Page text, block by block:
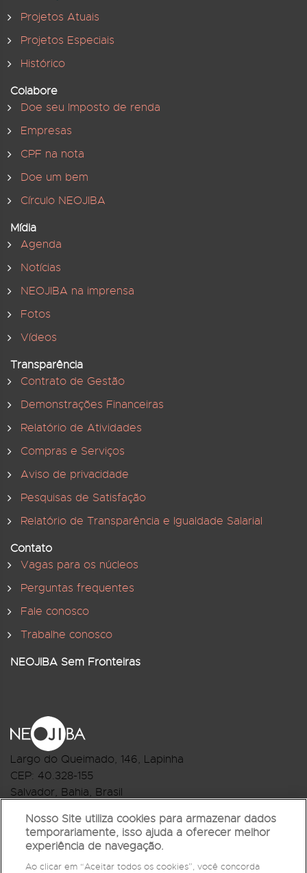
Projetos Atuais
Projetos Especiais
Histórico
Colabore
Doe seu Imposto de renda
Empresas
CPF na nota
Doe um bem
Círculo NEOJIBA
Mídia
Agenda
Notícias
NEOJIBA na imprensa
Fotos
Vídeos
Transparência
Contrato de Gestão
Demonstrações Financeiras
Relatório de Atividades
Compras e Serviços
Aviso de privacidade
Pesquisas de Satisfação
Relatório de Transparência e Igualdade Salarial
Contato
Vagas para os núcleos
Perguntas frequentes
Fale conosco
Trabalhe conosco
NEOJIBA Sem Fronteiras
Largo do Queimado, 146, Lapinha
CEP: 40.328-155
Salvador, Bahia, Brasil
R.Monte Castelo Nº 62, Bairro Barbalho
CEP: 40.301-210
Salvador, Bahia, Brasil
Nosso Site utiliza cookies para armazenar dados
temporariamente, isso ajuda a oferecer melhor
experiência de navegação.
Ao clicar em “Aceitar todos os cookies”, você concorda